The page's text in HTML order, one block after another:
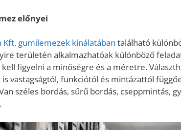
előnyei
Kft. gumilemezek kínálatában található
területén alkalmazhatóak különböző
kell figyelni a minőségre és a méretre.
vastagságtól, funkciótól és mintázattól
széles bordás, sűrű bordás, cseppmintás,